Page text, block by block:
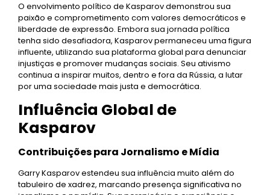
O envolvimento político de Kasparov demonstrou sua
paixão e comprometimento com valores democráticos e
liberdade de expressão. Embora sua jornada política
tenha sido desafiadora, Kasparov permaneceu uma figura
influente, utilizando sua plataforma global para denunciar
injustiças e promover mudanças sociais. Seu ativismo
continua a inspirar muitos, dentro e fora da Rússia, a lutar
por uma sociedade mais justa e democrática.
Influência Global de
Kasparov
Contribuições para Jornalismo e Mídia
Garry Kasparov estendeu sua influência muito além do
tabuleiro de xadrez, marcando presença significativa no